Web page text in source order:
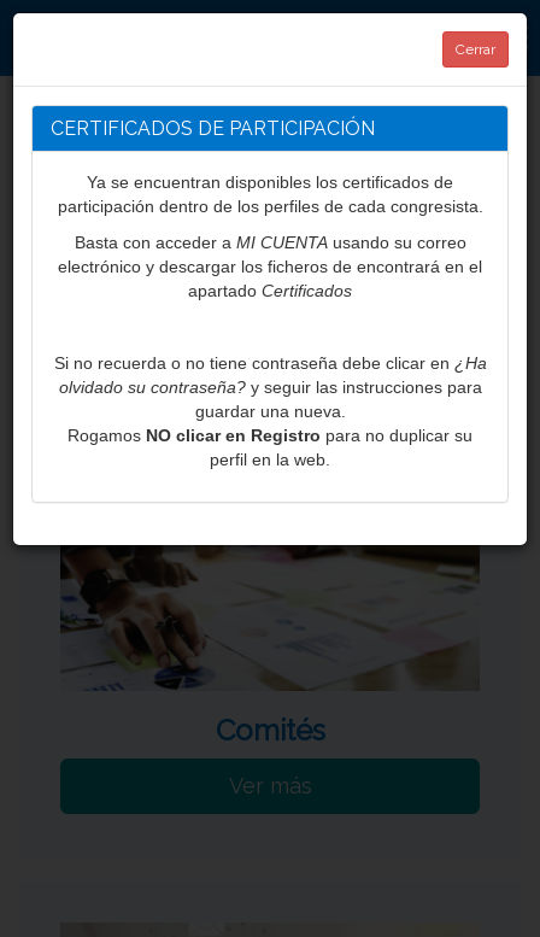
CONCEPTOS2025
Comités
Ver más
Cerrar
CERTIFICADOS DE PARTICIPACIÓN
Ya se encuentran disponibles los certificados de
participación dentro de los perfiles de cada congresista.
Basta con acceder a MI CUENTAusando su correo
electrónico y descargar los ficheros de encontrará en el
apartado Certificados
Si no recuerda o no tiene contraseña debe clicar en ¿Ha
olvidado su contraseña?y seguir las instrucciones para
guardar una nueva.
Rogamos NO clicar en Registro para no duplicar su
perfil en la web.